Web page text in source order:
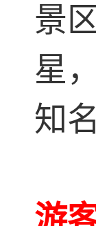
景
星
知
游